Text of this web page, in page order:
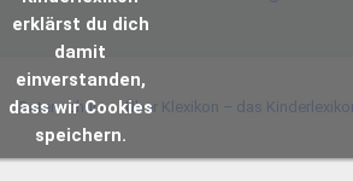
Datenschutz Über Klexikon – das
erklärst du dich
damit
einverstanden,
dass wir Cookies
speichern.